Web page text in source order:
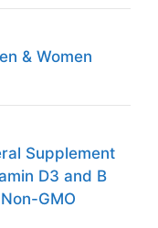
& Women
Supplement
D3 and B
GMO